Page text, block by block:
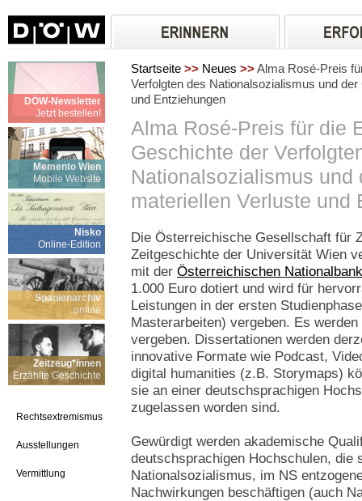
DÖW-Newsletter
Jetzt bestellen!
Memento Wien
Mobile Website
Nisko
Online-Edition
Spanienarchiv
online
Zeitzeug*innen
Erzählte Geschichte
Rechtsextremismus
Ausstellungen
Vermittlung
Startseite >> Neues >>Alma Rosé-Preis
Verfolgten des Nationalsozialismus und
und Entziehungen
Alma Rosé-Preis für die
Geschichte der
Nationalsozialismus und
materiellen Verluste und
Die Österreichische Gesellschaft für
Zeitgeschichte der Universität Wien
mit der Österreichischen Nationalbank
1.000 Euro dotiert und wird für
Leistungen in der ersten
Masterarbeiten) vergeben. Es
vergeben. Dissertationen werden
innovative Formate wie Podcast,
digital humanities (z.B. Storymaps)
sie an einer deutschsprachigen
zugelassen worden sind.
Gewürdigt werden akademische
deutschsprachigen Hochschulen, die
Nationalsozialismus, im NS
Nachwirkungen beschäftigen (auch